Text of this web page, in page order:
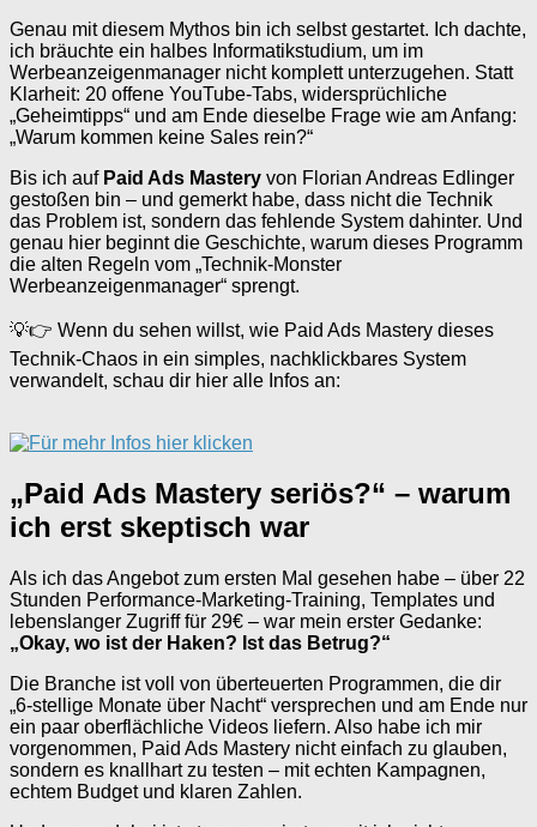
Genau mit diesem Mythos bin ich selbst gestartet. Ich dachte,
ich bräuchte ein halbes Informatikstudium, um im
Werbeanzeigenmanager nicht komplett unterzugehen. Statt
Klarheit: 20 offene YouTube-Tabs, widersprüchliche
„Geheimtipps“ und am Ende dieselbe Frage wie am Anfang:
„Warum kommen keine Sales rein?“
Bis ich auf Paid Ads Mastery von Florian Andreas Edlinger
gestoßen bin – und gemerkt habe, dass nicht die Technik
das Problem ist, sondern das fehlende System dahinter. Und
genau hier beginnt die Geschichte, warum dieses Programm
die alten Regeln vom „Technik-Monster
Werbeanzeigenmanager“ sprengt.
💡👉 Wenn du sehen willst, wie Paid Ads Mastery dieses
Technik-Chaos in ein simples, nachklickbares System
verwandelt, schau dir hier alle Infos an:
„Paid Ads Mastery seriös?“ – warum
ich erst skeptisch war
Als ich das Angebot zum ersten Mal gesehen habe – über 22
Stunden Performance-Marketing-Training, Templates und
lebenslanger Zugriff für 29€ – war mein erster Gedanke:
„Okay, wo ist der Haken? Ist das Betrug?“
Die Branche ist voll von überteuerten Programmen, die dir
„6-stellige Monate über Nacht“ versprechen und am Ende nur
ein paar oberflächliche Videos liefern. Also habe ich mir
vorgenommen, Paid Ads Mastery nicht einfach zu glauben,
sondern es knallhart zu testen – mit echten Kampagnen,
echtem Budget und klaren Zahlen.